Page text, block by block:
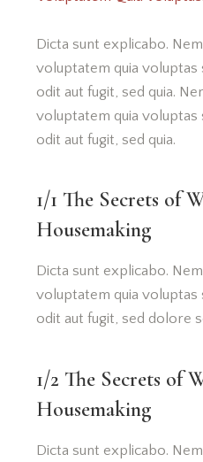
Dicta sunt explicabo.
voluptatem quia voluptas
odit aut fugit, sed quia.
voluptatem quia voluptas
odit aut fugit, sed quia.
1/1 The Secrets of
Housemaking
Dicta sunt explicabo.
voluptatem quia voluptas
odit aut fugit, sed dolore
1/2 The Secrets of
Housemaking
Dicta sunt explicabo.